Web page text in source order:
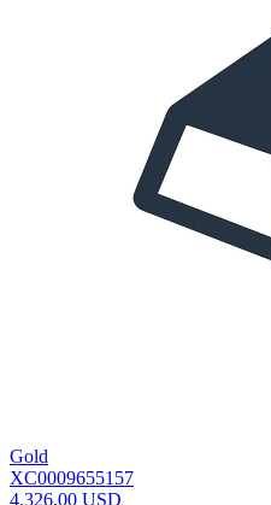
Gold
XC0009655157
4.326,00 USD